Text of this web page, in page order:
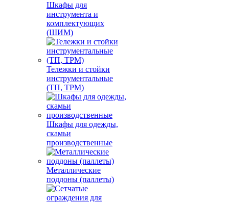
Шкафы для
инструмента и
комплектующих
(ШИМ)
Тележки и стойки
инструментальные
(ТП, ТРМ)
Шкафы для одежды,
скамьи
производственные
Металлические
поддоны (паллеты)